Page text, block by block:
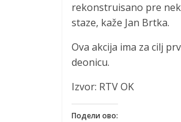
rekonstruisano pre
staze, kaže Jan Brtka.
Ova akcija ima za cilj
deonicu.
Izvor: RTV OK
Подели ово: